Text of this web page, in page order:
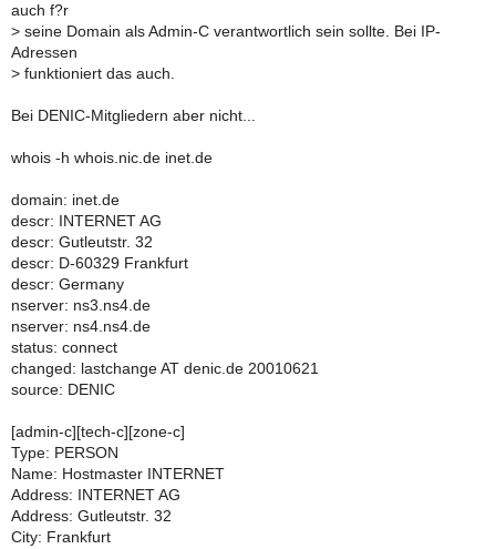
auch f?r
> seine Domain als Admin-C verantwortlich sein sollte. Bei IP-
Adressen
> funktioniert das auch.
Bei DENIC-Mitgliedern aber nicht...
whois -h whois.nic.de inet.de
domain: inet.de
descr: INTERNET AG
descr: Gutleutstr. 32
descr: D-60329 Frankfurt
descr: Germany
nserver: ns3.ns4.de
nserver: ns4.ns4.de
status: connect
changed: lastchange AT denic.de 20010621
source: DENIC
[admin-c][tech-c][zone-c]
Type: PERSON
Name: Hostmaster INTERNET
Address: INTERNET AG
Address: Gutleutstr. 32
City: Frankfurt